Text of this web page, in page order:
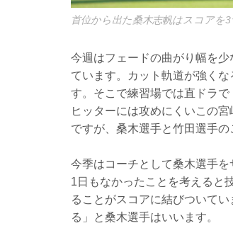
首位から出た桑木志帆はスコアを
今週はフェードの曲がり幅を
ています。カット軌道が強く
す。そこで練習場では直ドラ
ヒッターには攻めにくいこの
ですが、桑木選手と竹田選手の
今季はコーチとして桑木選手
1日もなかったことを考えると
ることがスコアに結びついて
る」と桑木選手はいいます。